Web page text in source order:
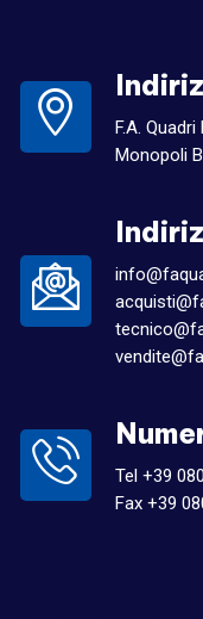
F.A.
Monopoli
Tel +39
Fax +39